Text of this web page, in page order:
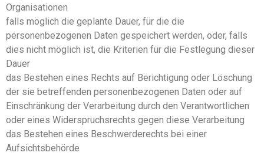
Organisationen
falls möglich die geplante Dauer, für die die
personenbezogenen Daten gespeichert werden, oder, falls
dies nicht möglich ist, die Kriterien für die Festlegung dieser
Dauer
das Bestehen eines Rechts auf Berichtigung oder Löschung
der sie betreffenden personenbezogenen Daten oder auf
Einschränkung der Verarbeitung durch den Verantwortlichen
oder eines Widerspruchsrechts gegen diese Verarbeitung
das Bestehen eines Beschwerderechts bei einer
Aufsichtsbehörde